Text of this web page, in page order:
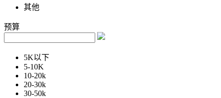
其他
预算
5K以下
5-10K
10-20k
20-30k
30-50k